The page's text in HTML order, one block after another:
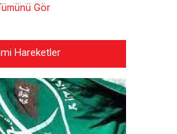
Gör
Hareketler